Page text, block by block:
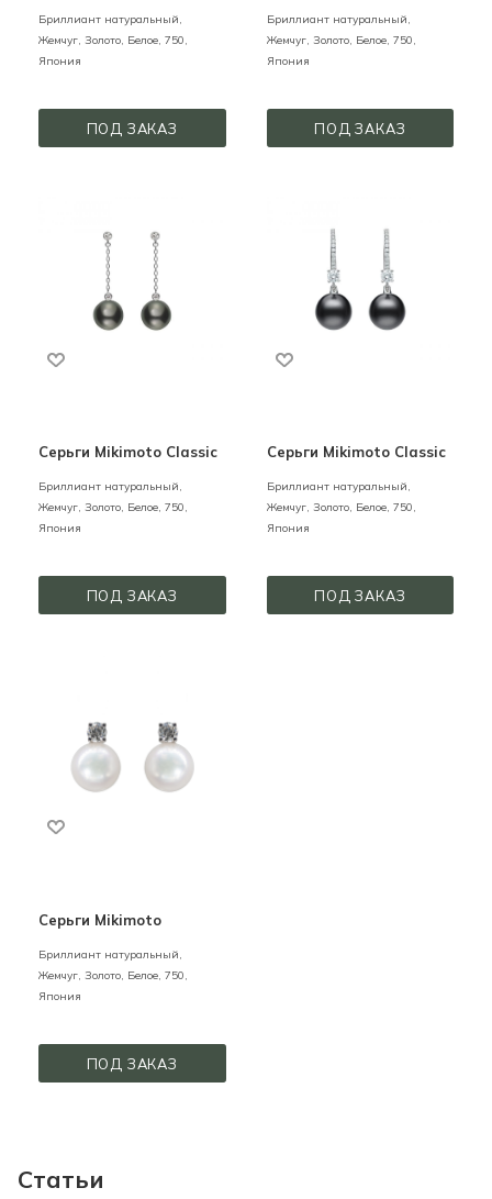
Бриллиант натуральный,
Жемчуг, Золото, Белое, 750,
Япония
ПОД ЗАКАЗ
Бриллиант натуральный,
Жемчуг, Золото, Белое, 750,
Япония
ПОД ЗАКАЗ
Серьги Mikimoto Classic
Бриллиант натуральный,
Жемчуг, Золото, Белое, 750,
Япония
ПОД ЗАКАЗ
Серьги Mikimoto Classic
Бриллиант натуральный,
Жемчуг, Золото, Белое, 750,
Япония
ПОД ЗАКАЗ
Серьги Mikimoto
Бриллиант натуральный,
Жемчуг, Золото, Белое, 750,
Япония
ПОД ЗАКАЗ
Статьи